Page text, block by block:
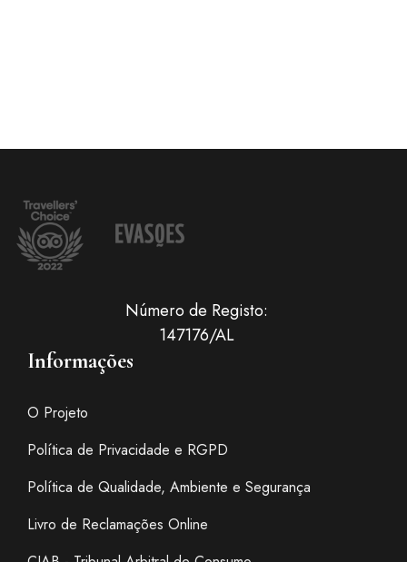
Número de Registo:
147176/AL
Informações
O Projeto
Política de Privacidade e RGPD
Política de Qualidade, Ambiente e Segurança
Livro de Reclamações Online